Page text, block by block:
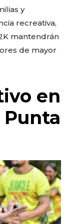
y
recreativa,
mantendrán
de mayor
en